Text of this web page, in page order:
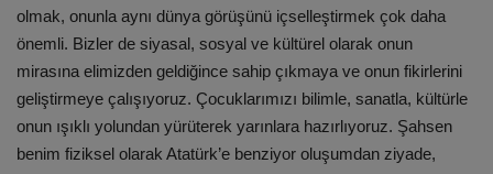
olmak, onunla aynı dünya görüşünü içselleştirmek çok daha
önemli. Bizler de siyasal, sosyal ve kültürel olarak onun
mirasına elimizden geldiğince sahip çıkmaya ve onun fikirlerini
geliştirmeye çalışıyoruz. Çocuklarımızı bilimle, sanatla, kültürle
onun ışıklı yolundan yürüterek yarınlara hazırlıyoruz. Şahsen
benim fiziksel olarak Atatürk’e benziyor oluşumdan ziyade,